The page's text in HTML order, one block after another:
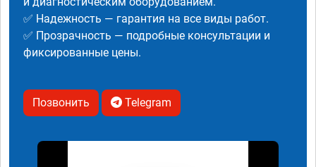
✅ Надежность — гарантия на все виды работ.
✅ Прозрачность — подробные консультации и
фиксированные цены.
Позвонить Telegram